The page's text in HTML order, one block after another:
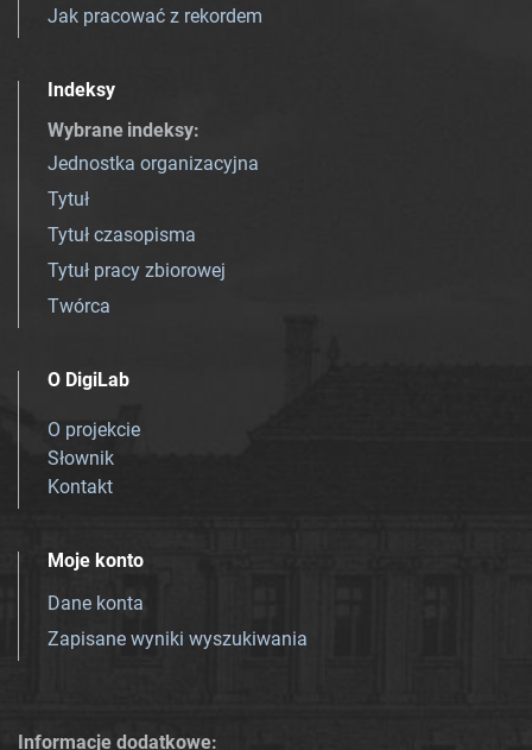
Jak pracować z rekordem
Indeksy
Wybrane indeksy:
Jednostka organizacyjna
Tytuł
Tytuł czasopisma
Tytuł pracy zbiorowej
Twórca
O DigiLab
O projekcie
Słownik
Kontakt
Moje konto
Dane konta
Zapisane wyniki wyszukiwania
Informacje dodatkowe: